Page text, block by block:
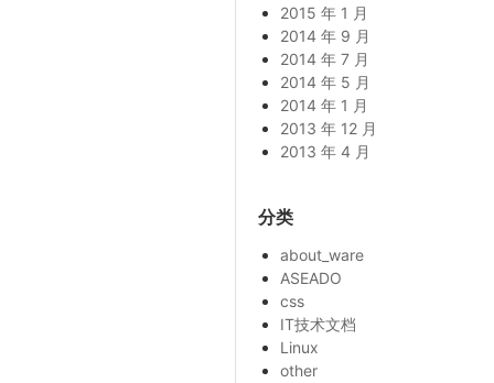
2015 年 1 月
2014 年 9 月
2014 年 7 月
2014 年 5 月
2014 年 1 月
2013 年 12 月
2013 年 4 月
分类
about_ware
ASEADO
css
IT技术文档
Linux
other